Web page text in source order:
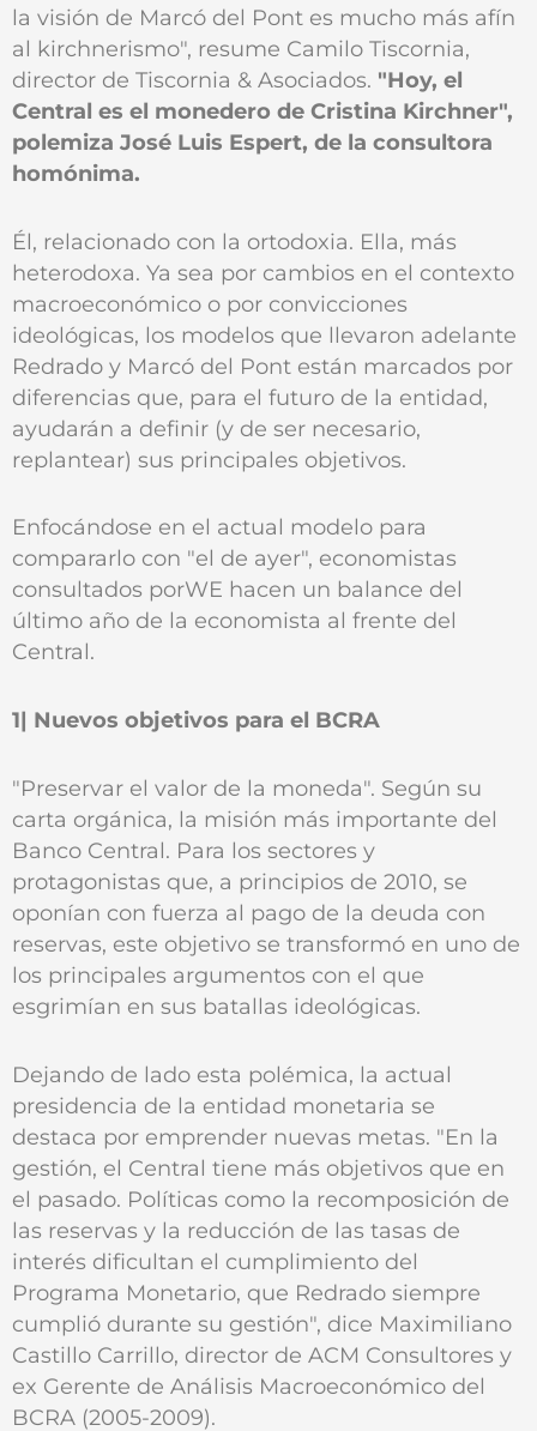
la visión de Marcó del Pont es mucho más afín
al kirchnerismo", resume Camilo Tiscornia,
director de Tiscornia & Asociados. "Hoy, el
Central es el monedero de Cristina Kirchner",
polemiza José Luis Espert, de la consultora
homónima.
Él, relacionado con la ortodoxia. Ella, más
heterodoxa. Ya sea por cambios en el contexto
macroeconómico o por convicciones
ideológicas, los modelos que llevaron adelante
Redrado y Marcó del Pont están marcados por
diferencias que, para el futuro de la entidad,
ayudarán a definir (y de ser necesario,
replantear) sus principales objetivos.
Enfocándose en el actual modelo para
compararlo con "el de ayer", economistas
consultados porWE hacen un balance del
último año de la economista al frente del
Central.
1| Nuevos objetivos para el BCRA
"Preservar el valor de la moneda". Según su
carta orgánica, la misión más importante del
Banco Central. Para los sectores y
protagonistas que, a principios de 2010, se
oponían con fuerza al pago de la deuda con
reservas, este objetivo se transformó en uno de
los principales argumentos con el que
esgrimían en sus batallas ideológicas.
Dejando de lado esta polémica, la actual
presidencia de la entidad monetaria se
destaca por emprender nuevas metas. "En la
gestión, el Central tiene más objetivos que en
el pasado. Políticas como la recomposición de
las reservas y la reducción de las tasas de
interés dificultan el cumplimiento del
Programa Monetario, que Redrado siempre
cumplió durante su gestión", dice Maximiliano
Castillo Carrillo, director de ACM Consultores y
ex Gerente de Análisis Macroeconómico del
BCRA (2005-2009).